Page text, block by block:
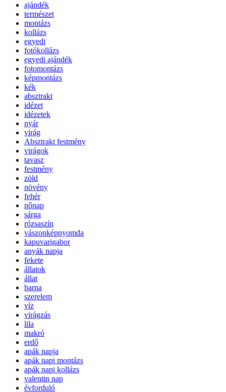
ajándék
természet
montázs
kollázs
egyedi
fotókollázs
egyedi ajándék
fotomontázs
képmontázs
kék
absztrakt
idézet
idézetek
nyár
virág
Absztrakt festmény
virágok
tavasz
festmény
zöld
növény
fehér
nőnap
sárga
rózsaszín
vászonképnyomda
kapuvarigabor
anyák napja
fekete
állatok
állat
barna
szerelem
víz
virágzás
lila
makró
erdő
apák napja
apák napi montázs
apák napi kollázs
valentin nap
évforduló